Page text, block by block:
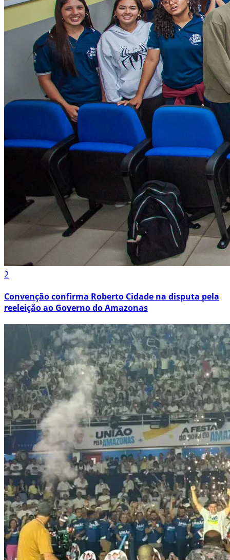
2
Convenção confirma Roberto Cidade na disputa pela
reeleição ao Governo do Amazonas